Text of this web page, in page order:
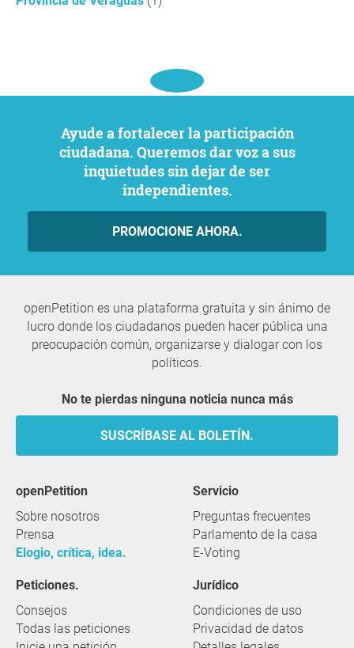
Ayude a fortalecer la participación
ciudadana. Queremos dar voz a sus
inquietudes sin dejar de ser
independientes.
PROMOCIONE AHORA.
openPetition es una plataforma gratuita y sin ánimo de
lucro donde los ciudadanos pueden hacer pública una
preocupación común, organizarse y dialogar con los
políticos.
No te pierdas ninguna noticia nunca más
SUSCRÍBASE AL BOLETÍN.
openPetition
Sobre nosotros
Prensa
Elogio, crítica, idea.
servicio
Preguntas frecuentes
Parlamento de la casa
E-Voting
Peticiones.
Consejos
Todas las peticiones
Jurídico
Condiciones de uso
Privacidad de datos